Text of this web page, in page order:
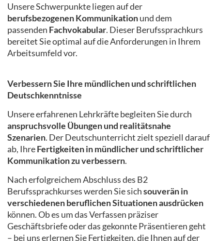
Unsere Schwerpunkte liegen auf der
berufsbezogenen Kommunikationund dem
passenden Fachvokabular. Dieser Berufssprachkurs
bereitet Sie optimal auf die Anforderungen in Ihrem
Arbeitsumfeld vor.
Verbessern Sie Ihre mündlichen und schriftlichen
Deutschkenntnisse
Unsere erfahrenen Lehrkräfte begleiten Sie durch
anspruchsvolle Übungen und realitätsnahe
Szenarien. Der Deutschunterricht zielt speziell darauf
ab, IhreFertigkeiten in mündlicher und schriftlicher
Kommunikation zu verbessern.
Nach erfolgreichem Abschluss des B2
Berufssprachkurses werden Sie sichsouverän in
verschiedenen beruflichen Situationen ausdrücken
können. Ob es um das Verfassen präziser
Geschäftsbriefe oder das gekonnte Präsentieren geht
– bei uns erlernen Sie Fertigkeiten, die Ihnen auf der